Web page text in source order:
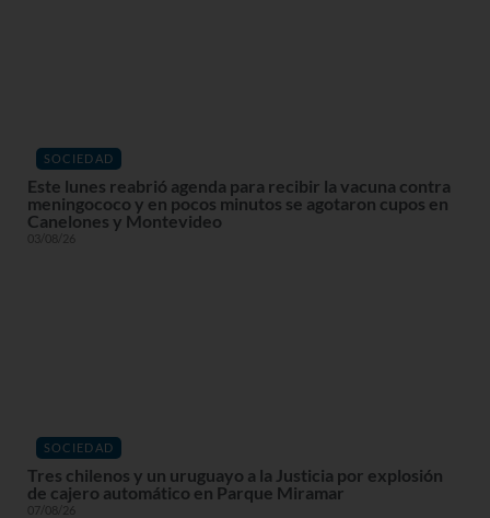
SOCIEDAD
Este lunes reabrió agenda para recibir la vacuna contra
meningococo y en pocos minutos se agotaron cupos en
Canelones y Montevideo
03/08/26
SOCIEDAD
Tres chilenos y un uruguayo a la Justicia por explosión
de cajero automático en Parque Miramar
07/08/26